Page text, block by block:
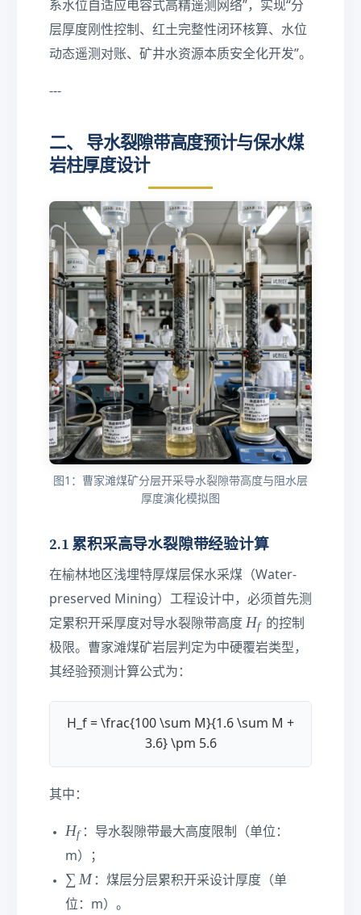
0
系水位自适应电容式高精遥测网络”，实现“分
层厚度刚性控制、红土完整性闭环核算、水位
动态遥测对账、矿井水资源本质安全化开发”。
---
二、 导水裂隙带高度预计与保水煤
岩柱厚度设计
图1：曹家滩煤矿分层开采导水裂隙带高度与阻水层
厚度演化模拟图
2.1 累积采高导水裂隙带经验计算
在榆林地区浅埋特厚煤层保水采煤（Water-
preserved Mining）工程设计中，必须首先测
定累积开采厚度对导水裂隙带高度 H
_
f
Hf 的控制
极限。曹家滩煤矿岩层判定为中硬覆岩类型，
其经验预测计算公式为：
H_f = \frac{100 \sum M}{1.6 \sum M +
3.6} \pm 5.6
其中：
H
Hf ：导水裂隙带最大高度限制（单位：
m）；
∑
M
∑ M ：煤层分层累积开采设计厚度（单
位：m）。